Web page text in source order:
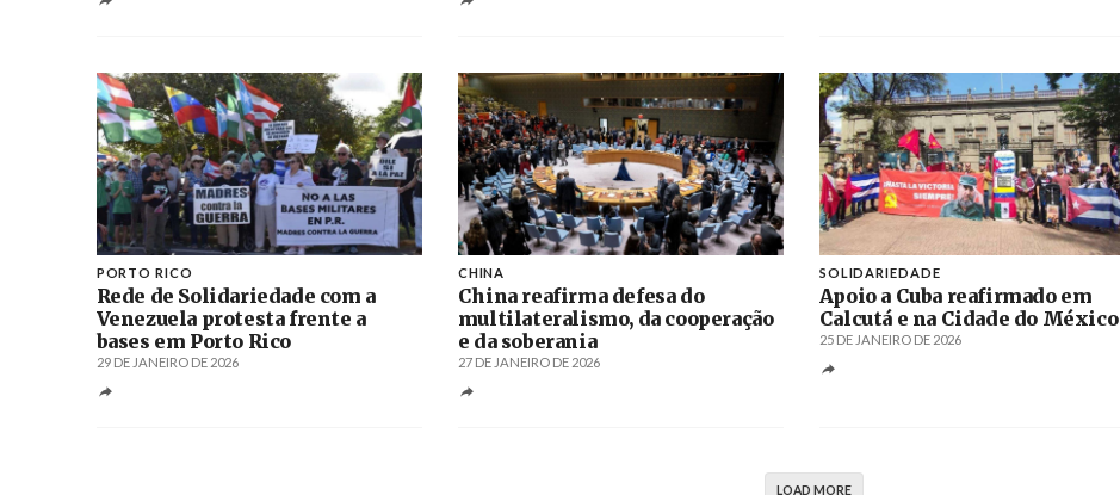
PORTO RICO
Rede de Solidariedade com a
Venezuela protesta frente a
bases em Porto Rico
29 DE JANEIRO DE 2026
CHINA
China reafirma defesa do
multilateralismo, da cooperação
e da soberania
27 DE JANEIRO DE 2026
SOLIDARIEDADE
Apoio a Cuba reafirmado em
Calcutá e na Cidade do México
25 DE JANEIRO DE 2026
LOAD MORE